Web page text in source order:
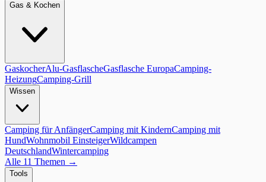
Gas & Kochen
GaskocherAlu-GasflascheGasflasche EuropaCamping-
HeizungCamping-Grill
Wissen
Camping für AnfängerCamping mit KindernCamping mit
HundWohnmobil EinsteigerWildcampen
DeutschlandWintercamping
Alle 11 Themen →
Tools